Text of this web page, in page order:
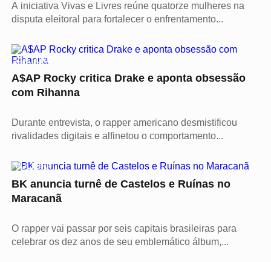
A iniciativa Vivas e Livres reúne quatorze mulheres na
disputa eleitoral para fortalecer o enfrentamento...
CULTURA
A$AP Rocky critica Drake e aponta obsessão
com Rihanna
Durante entrevista, o rapper americano desmistificou
rivalidades digitais e alfinetou o comportamento...
CULTURA
BK anuncia turnê de Castelos e Ruínas no
Maracanã
O rapper vai passar por seis capitais brasileiras para
celebrar os dez anos de seu emblemático álbum,...